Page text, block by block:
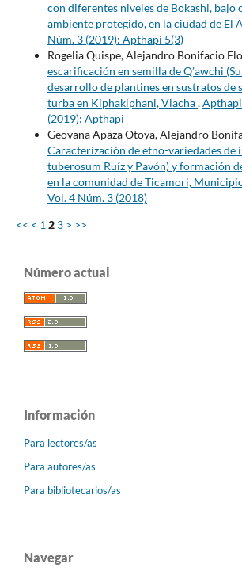
con diferentes niveles de Bokashi, bajo
ambiente protegido, en la ciudad de El
Núm. 3 (2019): Apthapi 5(3)
Rogelia Quispe, Alejandro Bonifacio
escarificación en semilla de Q’awchi
desarrollo de plantines en sustratos de
turba en Kiphakiphani, Viacha,
(2019): Apthapi
Geovana Apaza Otoya, Alejandro
Caracterización de etno-variedades de
tuberosum Ruíz y Pavón) y formación
en la comunidad de Ticamori,
Vol. 4 Núm. 3 (2018)
<< < 1 2 3 > >>
Número actual
Información
Para lectores/as
Para autores/as
Para bibliotecarios/as
Navegar